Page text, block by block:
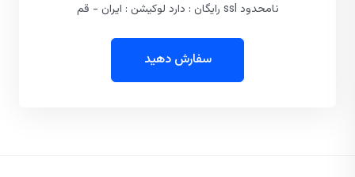
نامحدود ssl رایگان : دارد لوکیشن : ایران - قم
سفارش دهید